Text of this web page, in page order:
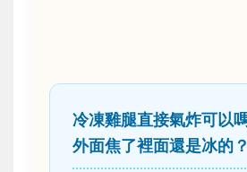
冷凍雞腿直接氣炸可以
外面焦了裡面還是冰的？